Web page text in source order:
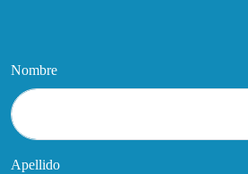
Nombre
Apellido